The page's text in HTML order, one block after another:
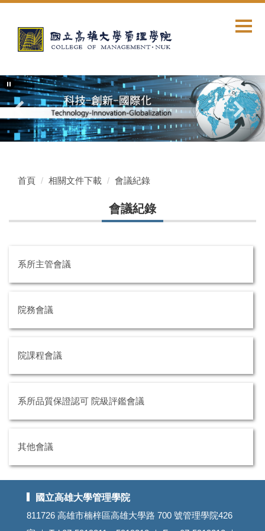
容
區
首頁 相關文件下載 會議紀錄
會議紀錄
系所主管會議
院務會議
院課程會議
系所品質保證認可 院級評鑑會議
其他會議
國立高雄大學管理學院
811726 高雄市楠梓區高雄大學路 700 號管理學院426